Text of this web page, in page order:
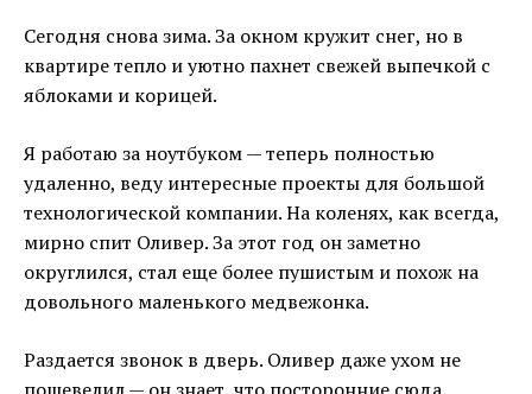
Сегодня снова зима. За окном кружит снег, но в
квартире тепло и уютно пахнет свежей выпечкой с
яблоками и корицей.
Я работаю за ноутбуком — теперь полностью
удаленно, веду интересные проекты для большой
технологической компании. На коленях, как всегда,
мирно спит Оливер. За этот год он заметно
округлился, стал еще более пушистым и похож на
довольного маленького медвежонка.
Раздается звонок в дверь. Оливер даже ухом не